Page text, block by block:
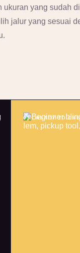
ukuran yang sudah
jalur yang sesuai
03 / READY TO